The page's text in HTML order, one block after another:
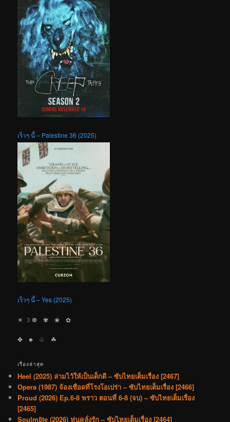
เร็วๆ นี้ – Palestine 36 (2025)
เร็วๆ นี้ – Yes (2025)
☀︎ ☽ ❁ ✾ ❀ ✿
✤ ♣︎ ♧ ☘︎
เรื่องล่าสุด
Heel (2025) ล่ามไว้ให้เป็นเด็กดี – ซับไทยเต็มเรื่อง [2467]
Opera (1987) จ้องเชือดที่โรงโอเปร่า – ซับไทยเต็มเรื่อง [2466]
Proud (2026) Ep.6-8 พราว ตอนที่ 6-8 (จบ) – ซับไทยเต็มเรื่อง
[2465]
Soulm8te (2026) หุ่นคลั่งรัก – ซับไทยเต็มเรื่อง [2464]